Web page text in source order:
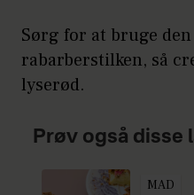
Sørg for at bruge
rabarberstilken, så
lyserød.
Prøv også
MAD